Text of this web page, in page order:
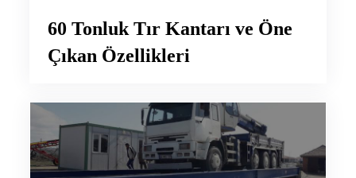
60 Tonluk Tır Kantarı ve Öne
Çıkan Özellikleri